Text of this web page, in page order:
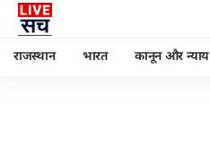
राजस्थान भारत कानून और न्याय